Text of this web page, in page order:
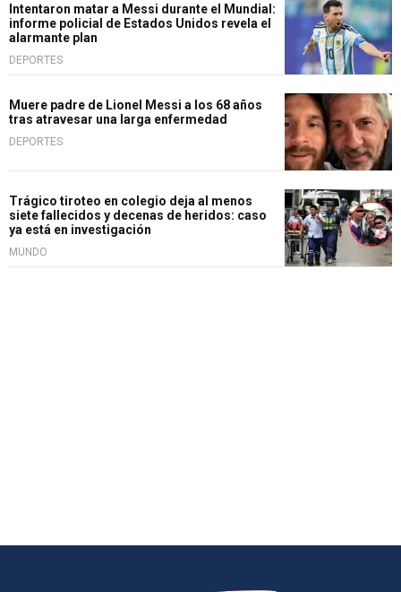
Intentaron matar a Messi durante el Mundial:
informe policial de Estados Unidos revela el
alarmante plan
DEPORTES
Muere padre de Lionel Messi a los 68 años
tras atravesar una larga enfermedad
DEPORTES
Trágico tiroteo en colegio deja al menos
siete fallecidos y decenas de heridos: caso
ya está en investigación
MUNDO